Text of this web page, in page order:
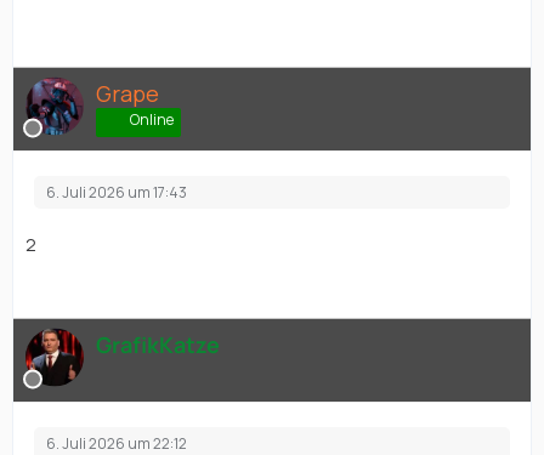
Grape
Online
6. Juli 2026 um 17:43
2
GrafikKatze
6. Juli 2026 um 22:12